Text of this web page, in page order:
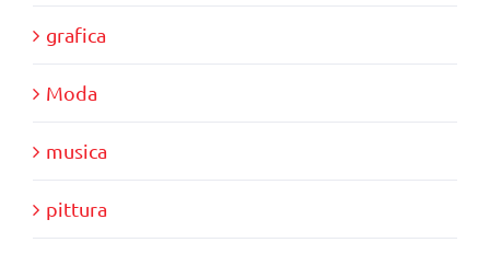
grafica
Moda
musica
pittura